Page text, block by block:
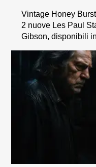
Vintage Honey
2 nuove Les Paul
Gibson, disponibili